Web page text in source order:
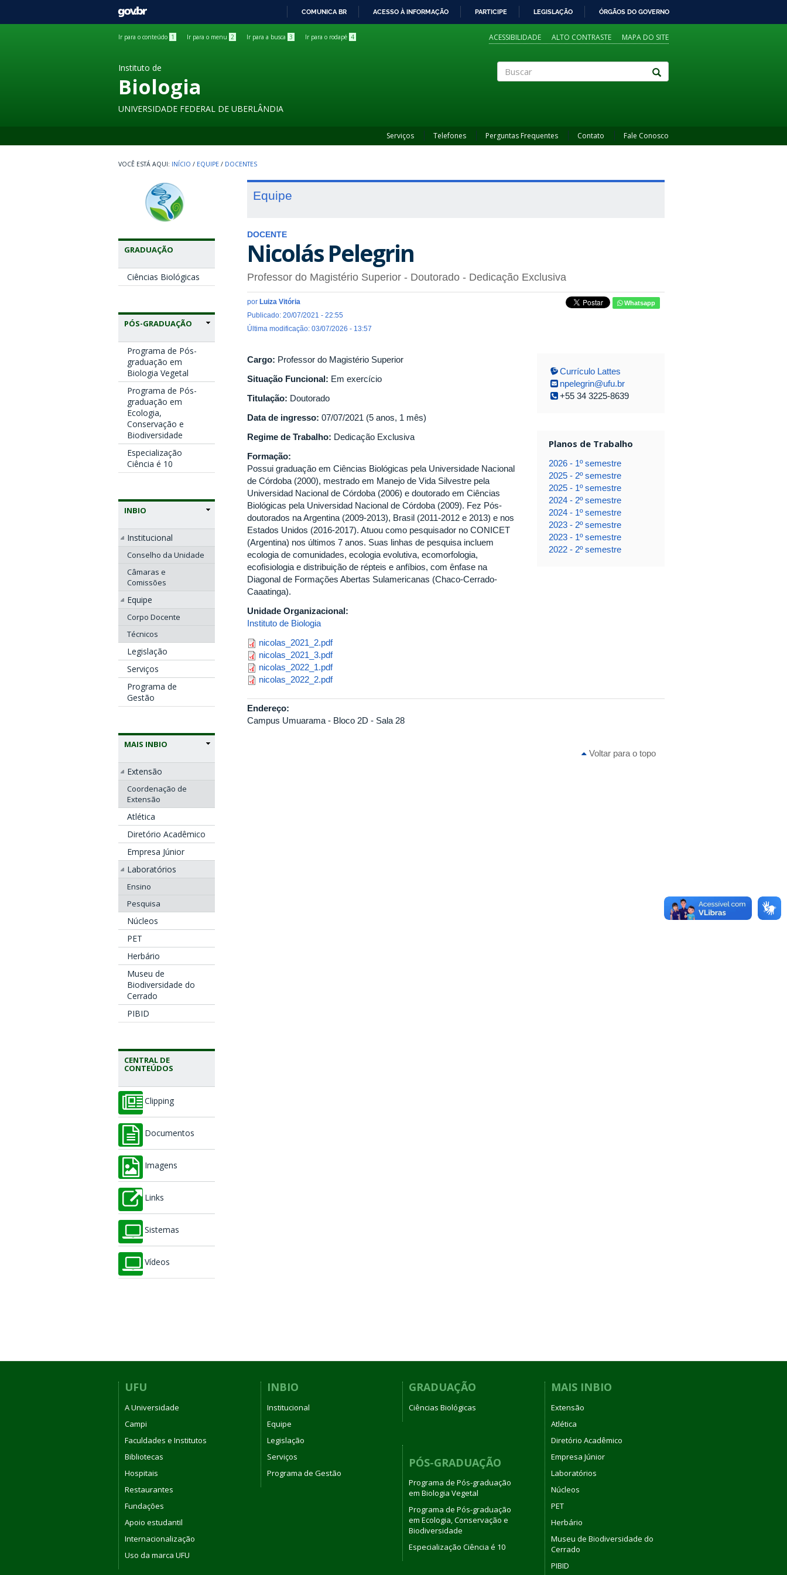
GOVBR
COMUNICA BR ACESSO À INFORMAÇÃO PARTICIPE LEGISLAÇÃO ÓRGÃOS DO GOVERNO
Ir para o conteúdo 1 Ir para o menu 2 Ir para a busca 3 Ir para o rodapé 4 ACESSIBILIDADE ALTO CONTRASTE MAPA DO SITE
Instituto de
Biologia
UNIVERSIDADE FEDERAL DE UBERLÂNDIA
Serviços Telefones Perguntas Frequentes Contato Fale Conosco
INÍCIO / EQUIPE / DOCENTES
GRADUAÇÃO
Ciências Biológicas
PÓS-GRADUAÇÃO
Programa de Pós-
graduação em
Biologia Vegetal
Programa de Pós-
graduação em
Ecologia,
Conservação e
Biodiversidade
Especialização
Ciência é 10
INBIO
Institucional
Conselho da Unidade
Câmaras e
Comissões
Equipe
Corpo Docente
Técnicos
Legislação
Serviços
Programa de
Gestão
MAIS INBIO
Extensão
Coordenação de
Extensão
Atlética
Diretório Acadêmico
Empresa Júnior
Laboratórios
Ensino
Pesquisa
Núcleos
PET
Herbário
Museu de
Biodiversidade do
Cerrado
PIBID
CENTRAL DE
CONTEÚDOS
Clipping
Documentos
Imagens
Links
Sistemas
Vídeos
Equipe
DOCENTE
Nicolás Pelegrin
Professor do Magistério Superior - Doutorado - Dedicação Exclusiva
por Luiza Vitória
Publicado: 20/07/2021 - 22:55
Última modificação: 03/07/2026 - 13:57
Whatsapp
Cargo: Professor do Magistério Superior
Situação Funcional: Em exercício
Titulação: Doutorado
Data de ingresso: 07/07/2021 (5 anos, 1 mês)
Regime de Trabalho: Dedicação Exclusiva
Formação:
Possui graduação em Ciências Biológicas pela Universidade Nacional
de Córdoba (2000), mestrado em Manejo de Vida Silvestre pela
Universidad Nacional de Córdoba (2006) e doutorado em Ciências
Biológicas pela Universidad Nacional de Córdoba (2009). Fez Pós-
doutorados na Argentina (2009-2013), Brasil (2011-2012 e 2013) e nos
Estados Unidos (2016-2017). Atuou como pesquisador no CONICET
(Argentina) nos últimos 7 anos. Suas linhas de pesquisa incluem
ecologia de comunidades, ecologia evolutiva, ecomorfologia,
ecofisiologia e distribuição de répteis e anfíbios, com ênfase na
Diagonal de Formações Abertas Sulamericanas (Chaco-Cerrado-
Caaatinga).
Unidade Organizacional:
Instituto de Biologia
nicolas_2021_2.pdf
nicolas_2021_2.pdf
nicolas_2021_3.pdf
nicolas_2021_3.pdf
nicolas_2022_1.pdf
nicolas_2022_1.pdf
nicolas_2022_2.pdf
nicolas_2022_2.pdf
Currículo Lattes
npelegrin@ufu.br
+55 34 3225-8639
Planos de Trabalho
2026 - 1º semestre
2025 - 2º semestre
2025 - 1º semestre
2024 - 2º semestre
2024 - 1º semestre
2023 - 2º semestre
2023 - 1º semestre
2022 - 2º semestre
Endereço:
Campus Umuarama - Bloco 2D - Sala 28
Voltar para o topo
UFU
A Universidade
Campi
Faculdades e Institutos
Bibliotecas
Hospitais
Restaurantes
Fundações
Apoio estudantil
Internacionalização
Uso da marca UFU
INBIO
Institucional
Equipe
Legislação
Serviços
Programa de Gestão
GRADUAÇÃO
Ciências Biológicas
PÓS-GRADUAÇÃO
Programa de Pós-graduação
em Biologia Vegetal
Programa de Pós-graduação
em Ecologia, Conservação e
Biodiversidade
Especialização Ciência é 10
MAIS INBIO
Extensão
Atlética
Diretório Acadêmico
Empresa Júnior
Laboratórios
Núcleos
PET
Herbário
Museu de Biodiversidade do
Cerrado
PIBID